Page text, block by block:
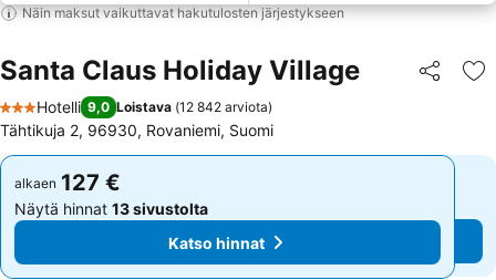
Näin maksut vaikuttavat hakutulosten järjestykseen
Santa Claus Holiday Village Jaa
3 Tähtiluokitus
Hotelli 9,0 Loistava (12 842 arviota)
Tähtikuja 2, 96930, Rovaniemi, Suomi
alkaen 127 €
Näytä hinnat 13 sivustolta
Katso hinnat
alkaen 127 €
Näytä hinnat 13 sivustolta
Katso hinnat